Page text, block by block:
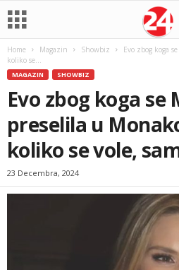
Home Magazin Showbiz
Evo zbog koga
koliko se...
MAGAZIN SHOWBIZ
Evo zbog koga se
preselila u
koliko se vole,
23 Decembra, 2024